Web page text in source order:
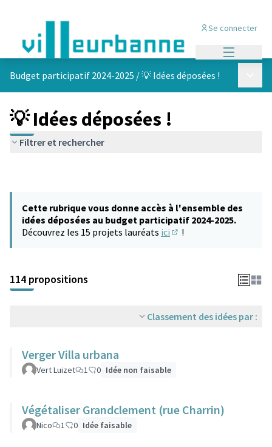
Se connecter
Budget participatif 2024-2025 /💡 Idées déposées !
💡 Idées déposées !
Filtrer et rechercher
Cette rubrique vous donne accès à l'ensemble des
idées déposées au budget participatif 2024-2025.
Découvrez les 15 projets lauréats ici !
114 propositions
Classement des idées par :
Verger Villa urbana
Vert Luizet 1 0 Idée non faisable
Végétaliser Grandclement (rue Charrin)
Nico 1 0 Idée faisable